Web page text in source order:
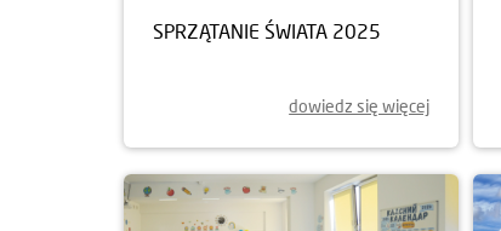
SPRZĄTANIE ŚWIATA 2025
dowiedz się więcej